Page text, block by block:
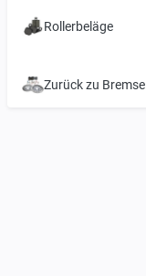
Rollerbeläge
Zurück zu Bremse